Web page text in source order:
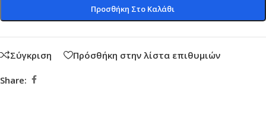
Προσθήκη Στο Καλάθι
Σύγκριση Πρόσθήκη στην λίστα επιθυμιών
Share: